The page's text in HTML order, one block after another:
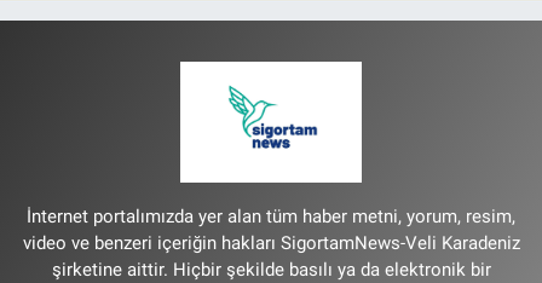
İnternet portalımızda yer alan tüm haber metni, yorum, resim,
video ve benzeri içeriğin hakları SigortamNews-Veli Karadeniz
şirketine aittir. Hiçbir şekilde basılı ya da elektronik bir